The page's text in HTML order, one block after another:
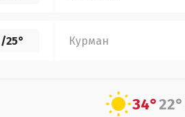
/25° Курман
34°22°